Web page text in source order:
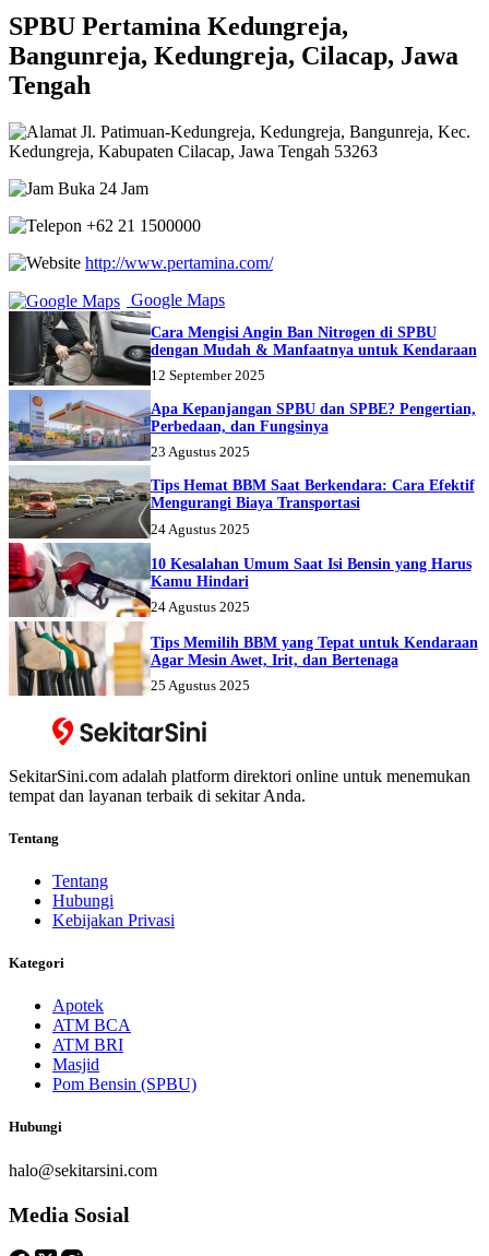
SPBU Pertamina Kedungreja,
Bangunreja, Kedungreja, Cilacap, Jawa
Tengah
Jl. Patimuan-Kedungreja, Kedungreja, Bangunreja, Kec.
Kedungreja, Kabupaten Cilacap, Jawa Tengah 53263
Buka 24 Jam
+62 21 1500000
http://www.pertamina.com/
Google Maps
Cara Mengisi Angin Ban Nitrogen di SPBU
dengan Mudah & Manfaatnya untuk Kendaraan
12 September 2025
Apa Kepanjangan SPBU dan SPBE? Pengertian,
Perbedaan, dan Fungsinya
23 Agustus 2025
Tips Hemat BBM Saat Berkendara: Cara Efektif
Mengurangi Biaya Transportasi
24 Agustus 2025
10 Kesalahan Umum Saat Isi Bensin yang Harus
Kamu Hindari
24 Agustus 2025
Tips Memilih BBM yang Tepat untuk Kendaraan
Agar Mesin Awet, Irit, dan Bertenaga
25 Agustus 2025
SekitarSini.com adalah platform direktori online untuk menemukan
tempat dan layanan terbaik di sekitar Anda.
Tentang
Tentang
Hubungi
Kebijakan Privasi
Kategori
Apotek
ATM BCA
ATM BRI
Masjid
Pom Bensin (SPBU)
Hubungi
halo@sekitarsini.com
Media Sosial